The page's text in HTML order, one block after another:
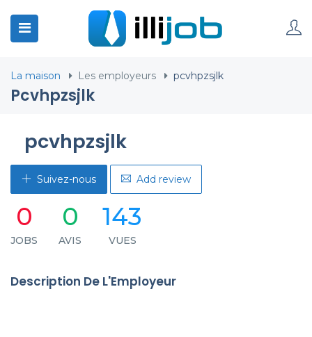
La maison Les employeurs pcvhpzsjlk
Pcvhpzsjlk
pcvhpzsjlk
Suivez-nous Add review
0
JOBS
0
AVIS
143
VUES
Description De L'Employeur